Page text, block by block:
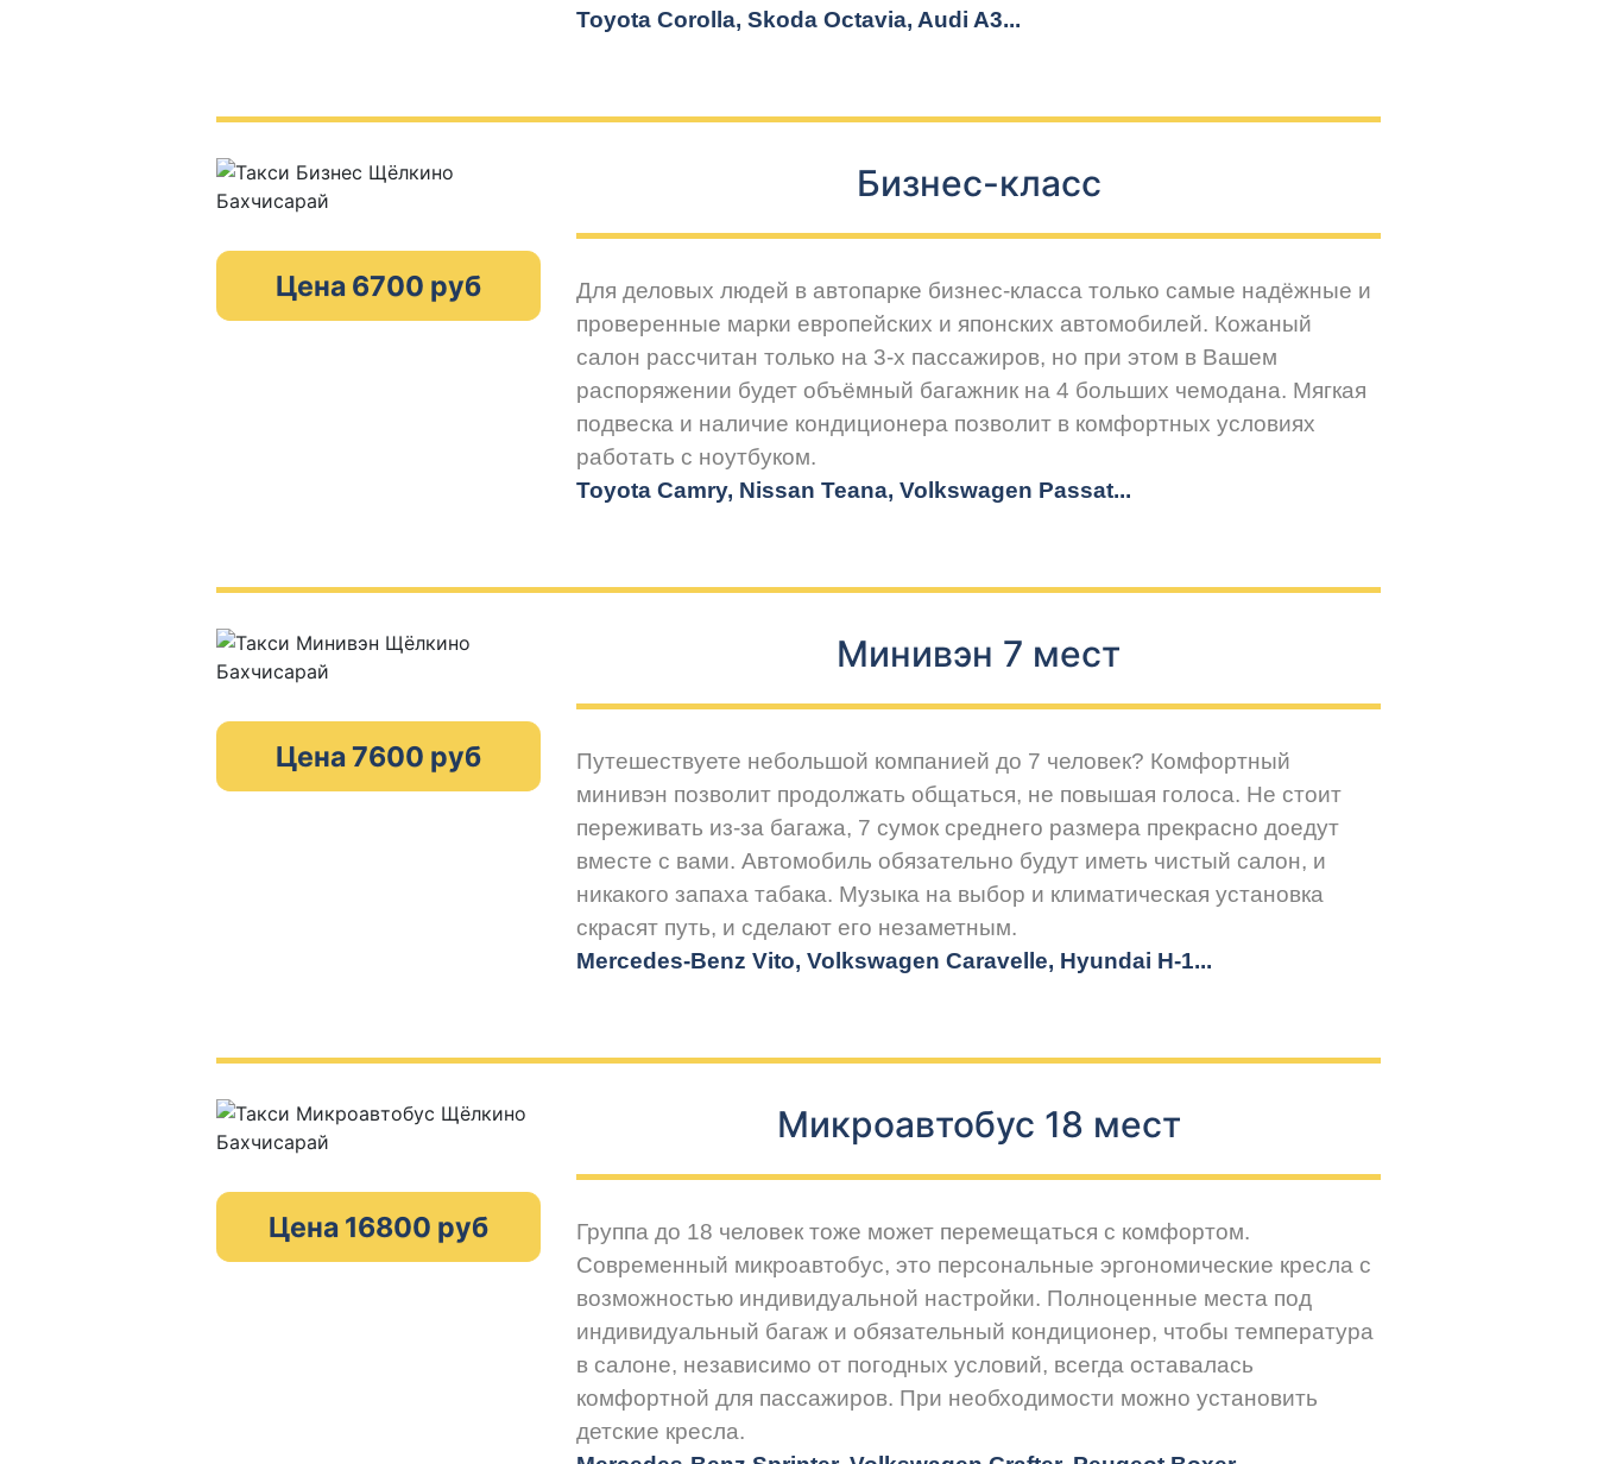
Toyota Corolla, Skoda Octavia, Audi A3...
Цена 6700 руб
Бизнес-класс
Для деловых людей в автопарке бизнес-класса только самые надёжные и
проверенные марки европейских и японских автомобилей. Кожаный
салон рассчитан только на 3-х пассажиров, но при этом в Вашем
распоряжении будет объёмный багажник на 4 больших чемодана. Мягкая
подвеска и наличие кондиционера позволит в комфортных условиях
работать с ноутбуком.
Toyota Camry, Nissan Teana, Volkswagen Passat...
Цена 7600 руб
Минивэн 7 мест
Путешествуете небольшой компанией до 7 человек? Комфортный
минивэн позволит продолжать общаться, не повышая голоса. Не стоит
переживать из-за багажа, 7 сумок среднего размера прекрасно доедут
вместе с вами. Автомобиль обязательно будут иметь чистый салон, и
никакого запаха табака. Музыка на выбор и климатическая установка
скрасят путь, и сделают его незаметным.
Mercedes-Benz Vito, Volkswagen Caravelle, Hyundai H-1...
Цена 16800 руб
Микроавтобус 18 мест
Группа до 18 человек тоже может перемещаться с комфортом.
Современный микроавтобус, это персональные эргономические кресла с
возможностью индивидуальной настройки. Полноценные места под
индивидуальный багаж и обязательный кондиционер, чтобы температура
в салоне, независимо от погодных условий, всегда оставалась
комфортной для пассажиров. При необходимости можно установить
детские кресла.